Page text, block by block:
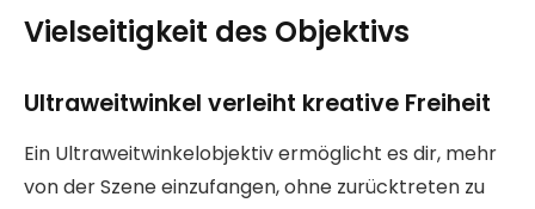
Vielseitigkeit des Objektivs
Ultraweitwinkel verleiht kreative Freiheit
Ein Ultraweitwinkelobjektiv ermöglicht es dir, mehr
von der Szene einzufangen, ohne zurücktreten zu